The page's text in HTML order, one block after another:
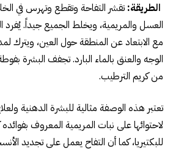
الطريقة: تقشر التفاحة وتقطع وتهرس في
العسل والمريمية، ويخلط الجميع جيداً. يُفرد
الوجه والعنق بالماء البارد. تجفف البشرة
من كريم الترطيب.
تعتبر هذه الوصفة مثالية للبشرة الدهنية
لاحتوائها على نبات المريمية المعروف
للبكتيريا، كما أن التفاح يعمل على تجديد